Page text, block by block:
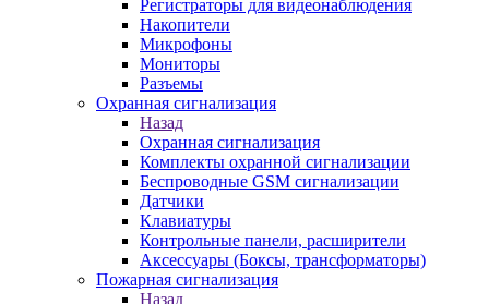
Регистраторы для видеонаблюдения
Накопители
Микрофоны
Мониторы
Разъемы
Охранная сигнализация
Назад
Охранная сигнализация
Комплекты охранной сигнализации
Беспроводные GSM сигнализации
Датчики
Клавиатуры
Контрольные панели, расширители
Аксессуары (Боксы, трансформаторы)
Пожарная сигнализация
Назад